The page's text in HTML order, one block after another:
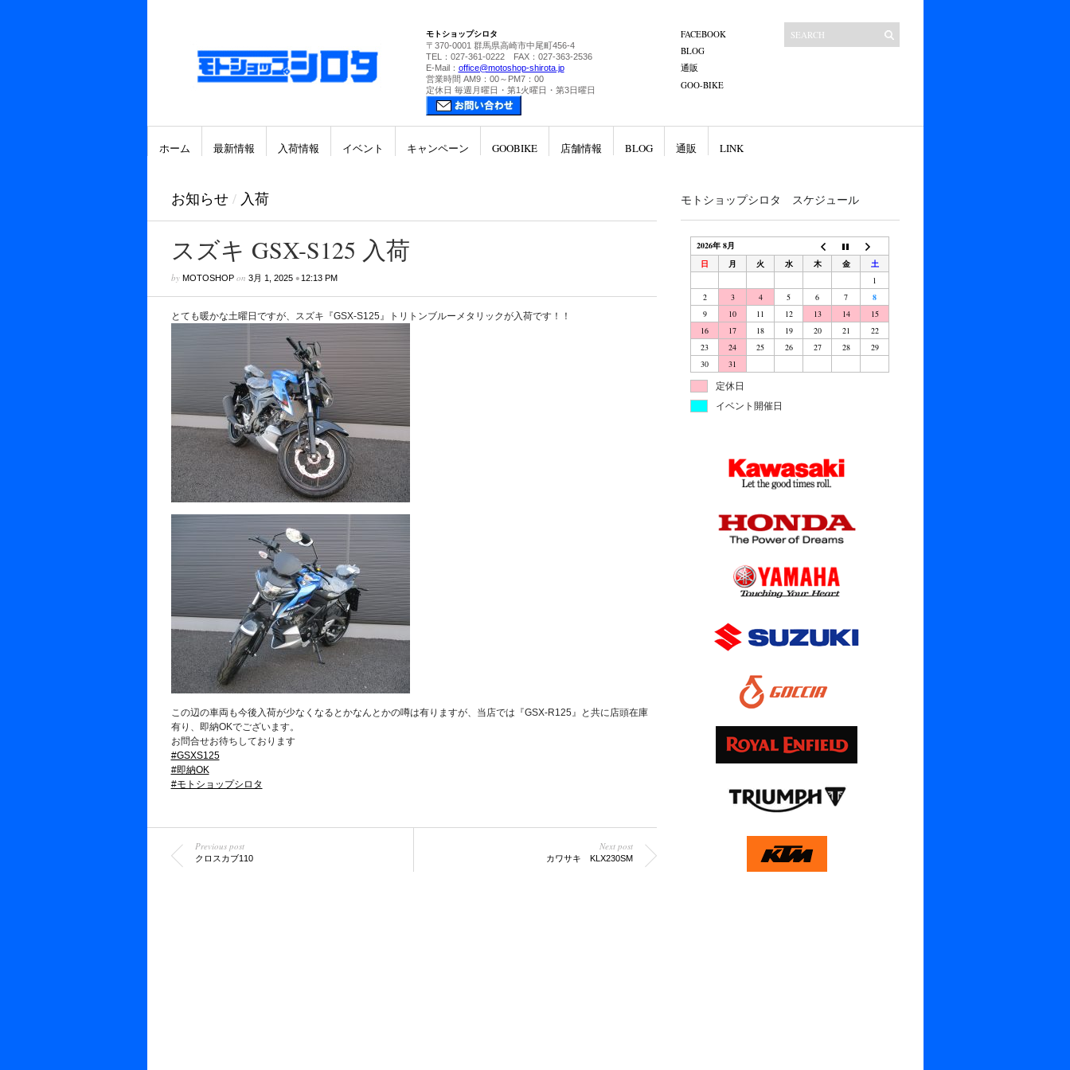
モトショップシロタ
〒370-0001 群馬県高崎市中尾町456-4
TEL：027-361-0222 FAX：027-363-2536
E-Mail： office@motoshop-shirota.jp
営業時間 AM9：00～PM7：00
定休日 毎週月曜日・第1火曜日・第3日曜日
FACEBOOK
BLOG
通販
GOO-BIKE
ホーム 最新情報 入荷情報 イベント キャンペーン GOOBIKE 店舗情報 BLOG 通販 LINK
お知らせ / 入荷
スズキ GSX-S125 入荷
by MOTOSHOPon 3月 1, 2025• 12:13 PM
とても暖かな土曜日ですが、スズキ『GSX-S125』トリトンブルーメタリックが入荷です！！
この辺の車両も今後入荷が少なくなるとかなんとかの噂は有りますが、当店では『GSX-R125』と共に店頭在庫
有り、即納OKでございます。
お問合せお待ちしております
#GSXS125
#即納OK
#モトショップシロタ
Previous post
クロスカブ110
Next post
カワサキ KLX230SM
モトショップシロタ スケジュール
2026年 8月
日
月 火 水 木 金
土
1
2
3 4 5 6 7
8
9
10 11 12 13 14
15
16
17 18 19 20 21
22
23
24 25 26 27 28
29
30
31
定休日
イベント開催日